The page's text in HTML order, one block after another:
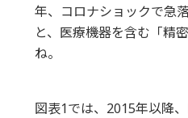
年、コロナショックで急
と、医療機器を含む「精
ね。
図表1では、2015年以降